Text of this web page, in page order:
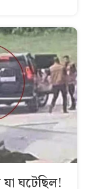
ঘটেছিল!